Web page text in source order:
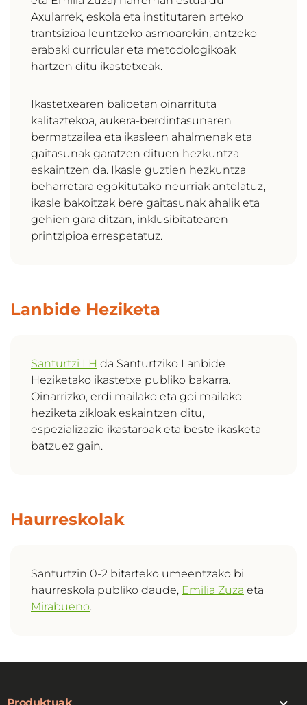
Axularrek, eskola eta institutaren arteko
trantsizioa leuntzeko asmoarekin, antzeko
erabaki curricular eta metodologikoak
hartzen ditu ikastetxeak.
Ikastetxearen balioetan oinarrituta
kalitaztekoa, aukera-berdintasunaren
bermatzailea eta ikasleen ahalmenak eta
gaitasunak garatzen dituen hezkuntza
eskaintzen da. Ikasle guztien hezkuntza
beharretara egokitutako neurriak antolatuz,
ikasle bakoitzak bere gaitasunak ahalik eta
gehien gara ditzan, inklusibitatearen
printzipioa errespetatuz.
Lanbide Heziketa
Santurtzi LH da Santurtziko Lanbide
Heziketako ikastetxe publiko bakarra.
Oinarrizko, erdi mailako eta goi mailako
heziketa zikloak eskaintzen ditu,
espezializazio ikastaroak eta beste ikasketa
batzuez gain.
Haurreskolak
Santurtzin 0-2 bitarteko umeentzako bi
haurreskola publiko daude, Emilia Zuza eta
Mirabueno.
Produktuak